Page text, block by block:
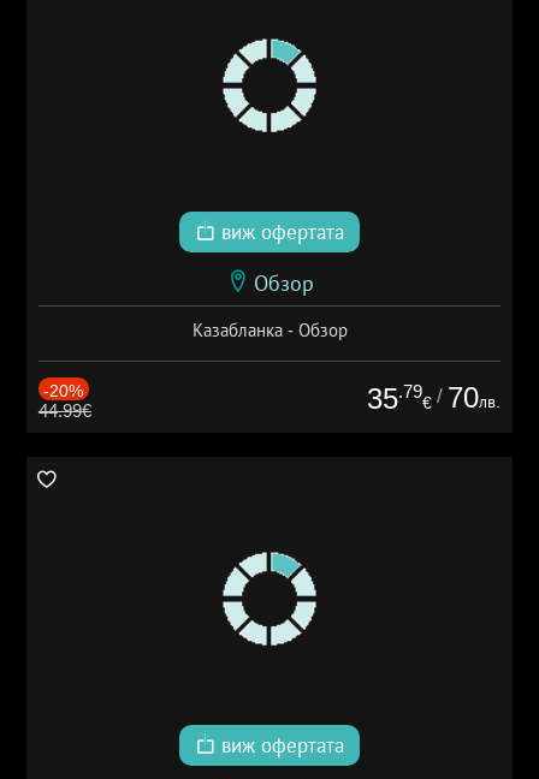
виж офертата
Обзор
Казабланка - Обзор
-20%
44.99€ 35.79
€ / 70лв.
виж офертата